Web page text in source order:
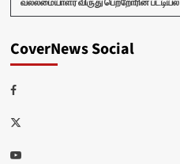
CoverNews Social
Facebook
Twitter
Youtube